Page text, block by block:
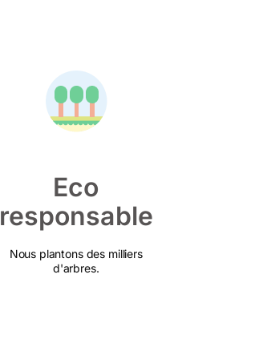
Eco
responsable
Nous plantons des milliers
d'arbres.